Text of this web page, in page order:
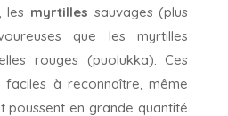
les myrtilles sauvages (plus
que les myrtilles
rouges (puolukka). Ces
faciles à reconnaître, même
poussent en grande quantité